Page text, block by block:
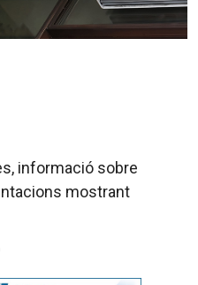
informació sobre
mostrant